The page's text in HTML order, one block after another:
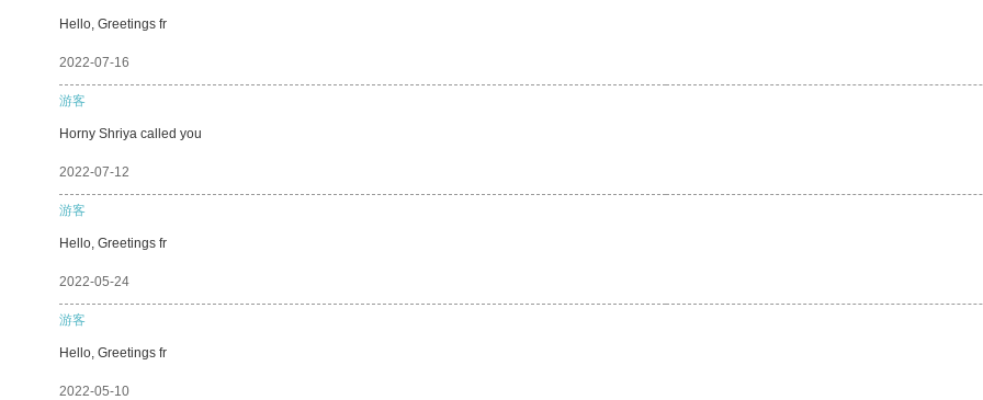
Hello, Greetings fr
2022-07-16
游客
Horny Shriya called you
2022-07-12
游客
Hello, Greetings fr
2022-05-24
游客
Hello, Greetings fr
2022-05-10